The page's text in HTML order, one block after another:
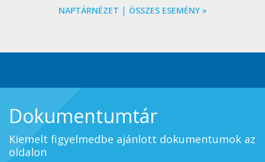
NAPTÁRNÉZET | ÖSSZES ESEMÉNY »
Dokumentumtár
Kiemelt figyelmedbe ajánlott dokumentumok az
oldalon